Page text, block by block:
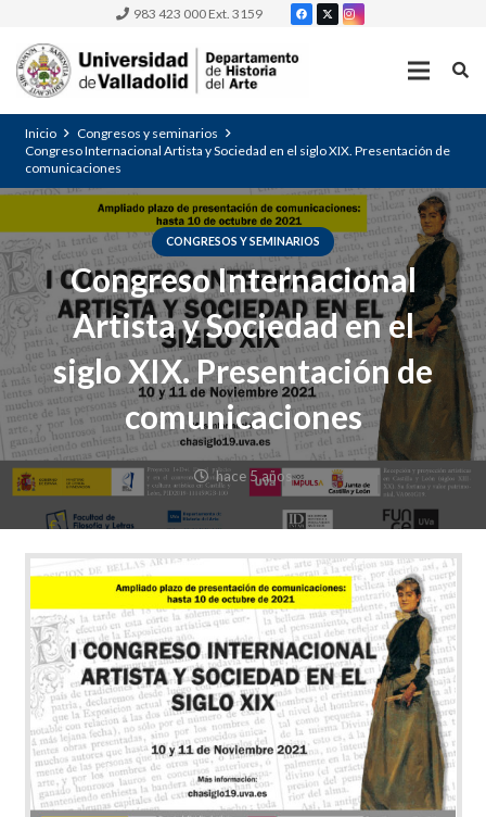
983 423 000 Ext. 3159
Inicio
Congresos y seminarios
Congreso Internacional Artista y Sociedad en el siglo XIX. Presentación de
comunicaciones
CONGRESOS Y SEMINARIOS
Congreso Internacional
Artista y Sociedad en el
siglo XIX. Presentación de
comunicaciones
hace 5 años